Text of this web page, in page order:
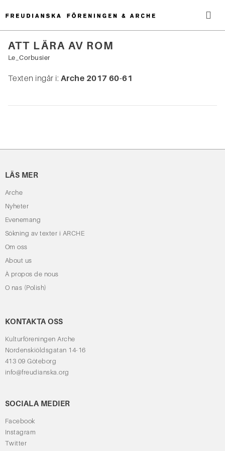
till
innehåll
Sök
ATT LÄRA AV ROM
Le_Corbusier
Texten ingår i: Arche 2017 60-61
LÄS MER
Arche
Nyheter
Evenemang
Sökning av texter i ARCHE
Om oss
About us
À propos de nous
O nas (Polish)
KONTAKTA OSS
Kulturföreningen Arche
Nordenskiöldsgatan 14-16
413 09 Göteborg
info@freudianska.org
SOCIALA MEDIER
Facebook
Instagram
Twitter